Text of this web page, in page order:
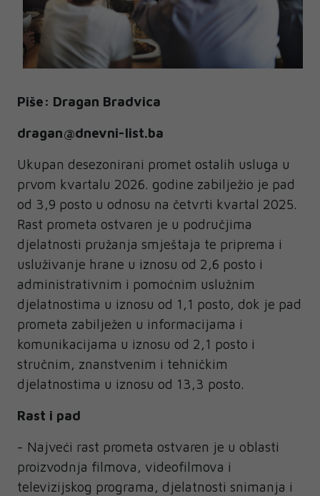
Piše: Dragan Bradvica
dragan@dnevni-list.ba
Ukupan desezonirani promet ostalih usluga u
prvom kvartalu 2026. godine zabilježio je pad
od 3,9 posto u odnosu na četvrti kvartal 2025.
Rast prometa ostvaren je u područjima
djelatnosti pružanja smještaja te priprema i
usluživanje hrane u iznosu od 2,6 posto i
administrativnim i pomoćnim uslužnim
djelatnostima u iznosu od 1,1 posto, dok je pad
prometa zabilježen u informacijama i
komunikacijama u iznosu od 2,1 posto i
stručnim, znanstvenim i tehničkim
djelatnostima u iznosu od 13,3 posto.
Rast i pad
- Najveći rast prometa ostvaren je u oblasti
proizvodnja filmova, videofilmova i
televizijskog programa, djelatnosti snimanja i